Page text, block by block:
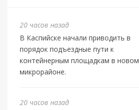
20 часов назад
В Каспийске начали приводить в
порядок подъездные пути к
контейнерным площадкам в новом
микрорайоне.
20 часов назад